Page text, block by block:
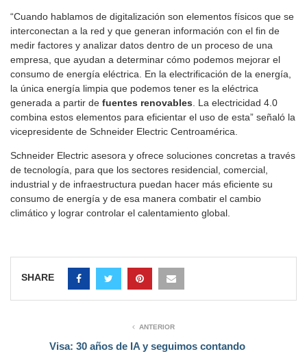
“Cuando hablamos de digitalización son elementos físicos que se
interconectan a la red y que generan información con el fin de
medir factores y analizar datos dentro de un proceso de una
empresa, que ayudan a determinar cómo podemos mejorar el
consumo de energía eléctrica. En la electrificación de la energía,
la única energía limpia que podemos tener es la eléctrica
generada a partir de fuentes renovables . La electricidad 4.0
combina estos elementos para eficientar el uso de esta” señaló la
vicepresidente de Schneider Electric Centroamérica.
Schneider Electric asesora y ofrece soluciones concretas a través
de tecnología, para que los sectores residencial, comercial,
industrial y de infraestructura puedan hacer más eficiente su
consumo de energía y de esa manera combatir el cambio
climático y lograr controlar el calentamiento global.
SHARE
ANTERIOR
Visa: 30 años de IA y seguimos contando